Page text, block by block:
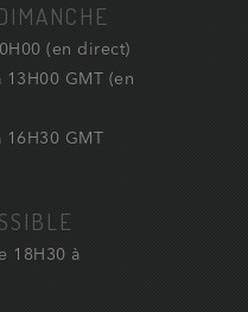
(en direct)
GMT (en
GMT
18H30 à